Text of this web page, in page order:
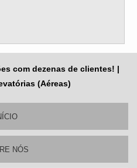
com dezenas de clientes! |
(Aéreas)
NÓS